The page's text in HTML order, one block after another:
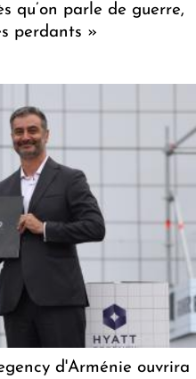
qu’on parle de guerre,
perdants »
d'Arménie ouvrira